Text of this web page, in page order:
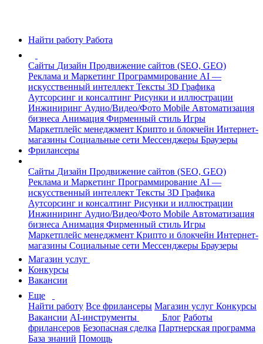
Найти работу Работа
Сайты Дизайн Продвижение сайтов (SEO, GEO)
Реклама и Маркетинг Программирование AI —
искусственный интеллект Тексты 3D Графика
Аутсорсинг и консалтинг Рисунки и иллюстрации
Инжиниринг Аудио/Видео/Фото Mobile Автоматизация
бизнеса Анимация Фирменный стиль Игры
Маркетплейс менеджмент Крипто и блокчейн Интернет-
магазины Социальные сети Мессенджеры Браузеры
Фрилансеры
Сайты Дизайн Продвижение сайтов (SEO, GEO)
Реклама и Маркетинг Программирование AI —
искусственный интеллект Тексты 3D Графика
Аутсорсинг и консалтинг Рисунки и иллюстрации
Инжиниринг Аудио/Видео/Фото Mobile Автоматизация
бизнеса Анимация Фирменный стиль Игры
Маркетплейс менеджмент Крипто и блокчейн Интернет-
магазины Социальные сети Мессенджеры Браузеры
Магазин услуг
Конкурсы
Вакансии
Еще
Найти работу Все фрилансеры Магазин услуг Конкурсы
Вакансии AI-инструменты Блог Работы
фрилансеров Безопасная сделка Партнерская программа
База знаний Помощь